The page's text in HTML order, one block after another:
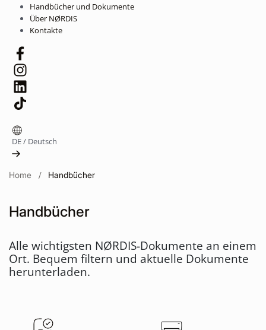
Handbücher und Dokumente
Über NØRDIS
Kontakte
DE/ Deutsch
Home Handbücher
Handbücher
Alle wichtigsten NØRDIS-Dokumente an einem
Ort. Bequem filtern und aktuelle Dokumente
herunterladen.